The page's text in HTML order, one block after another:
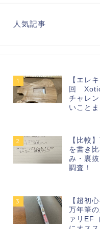
人気記事
1
【エレ
回
チャレ
いこと
2
【比較
を書き
み・裏
調査！
3
【超初
万年筆
ァリEF